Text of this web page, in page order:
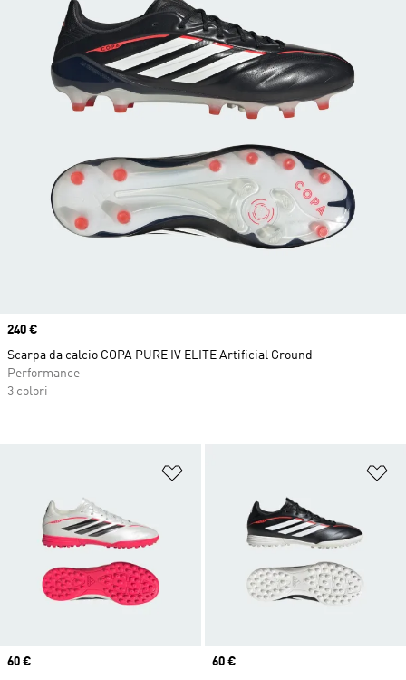
Aggiungi alla lista dei desideri
Price
60 €
Price
60 €
Price
240 €
Scarpa da calcio COPA PURE IV ELITE Artificial Ground
Performance
3 colori